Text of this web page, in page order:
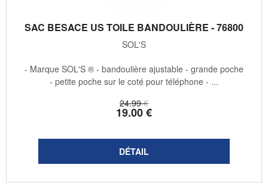
SAC BESACE US TOILE BANDOULIÈRE - 76800
SOL'S
24.99 €
19.00€
- Marque SOL'S ® - bandoulière ajustable - grande poche
- petite poche sur le coté pour téléphone - ...